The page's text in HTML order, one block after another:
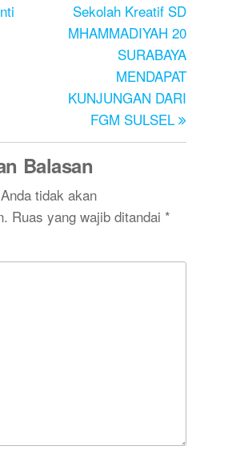
Sekolah Kreatif SD
MHAMMADIYAH 20
SURABAYA
MENDAPAT
KUNJUNGAN DARI
FGM SULSEL
Balasan
tidak akan
Ruas yang wajib ditandai *